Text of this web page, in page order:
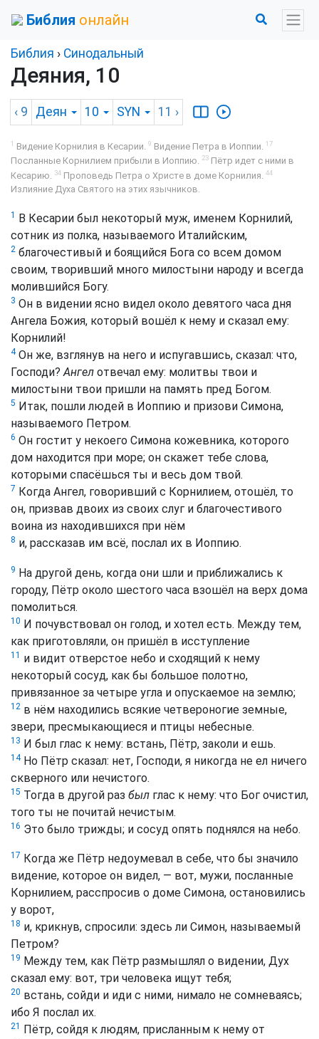
Библия онлайн
Библия › Синодальный
Деяния, 10
‹ 9 Деян 10 SYN 11 ›
1 Видение Корнилия в Кесарии. 9 Видение Петра в Иоппии. 17
Посланные Корнилием прибыли в Иоппию. 23 Пётр идет с ними в
Кесарию.
34 Проповедь Петра о Христе в доме Корнилия. 44
Излияние Духа Святого на этих язычников.
1
В Кесарии был некоторый муж, именем Корнилий,
сотник из полка, называемого Италийским,
2 благочестивый и боящийся Бога со всем домом
своим, творивший много милостыни народу и всегда
молившийся Богу.
3 Он в видении ясно видел около девятого часа дня
Ангела Божия, который вошёл к нему и сказал ему:
Корнилий!
4Он же, взглянув на него и испугавшись, сказал: что,
Господи?Ангел отвечал ему: молитвы твои и
милостыни твои пришли на память пред Богом.
5 Итак, пошли людей в Иоппию и призови Симона,
называемого Петром.
6 Он гостит у некоего Симона кожевника, которого
дом находится при море; он скажет тебе слова,
которыми спасёшься ты и весь дом твой.
7 Когда Ангел, говоривший с Корнилием, отошёл, то
он, призвав двоих из своих слуг и благочестивого
воина из находившихся при нём
8 и, рассказав им всё, послал их в Иоппию.
9 На другой день, когда они шли и приближались к
городу, Пётр около шестого часа взошёл на верх дома
помолиться.
10 И почувствовал он голод, и хотел есть. Между тем,
как приготовляли, он пришёл в исступление
11 и видит отверстое небо и сходящий к нему
некоторый сосуд, как бы большое полотно,
привязанное за четыре угла и опускаемое на землю;
12 в нём находились всякие четвероногие земные,
звери, пресмыкающиеся и птицы небесные.
13 И был глас к нему: встань, Пётр, заколи и ешь.
14Но Пётр сказал: нет, Господи, я никогда не ел ничего
скверного или нечистого.
15 Тогда в другой раз был глас к нему: что Бог очистил,
того ты не почитай нечистым.
16 Это было трижды; и сосуд опять поднялся на небо.
17 Когда же Пётр недоумевал в себе, что бы значило
видение, которое он видел, — вот, мужи, посланные
Корнилием, расспросив о доме Симона, остановились
у ворот,
18 и, крикнув, спросили: здесь ли Симон, называемый
Петром?
19 Между тем, как Пётр размышлял о видении, Дух
сказал ему: вот, три человека ищут тебя;
20 встань, сойди и иди с ними, нимало не сомневаясь;
ибо Я послал их.
21
Пётр, сойдя к людям, присланным к нему от